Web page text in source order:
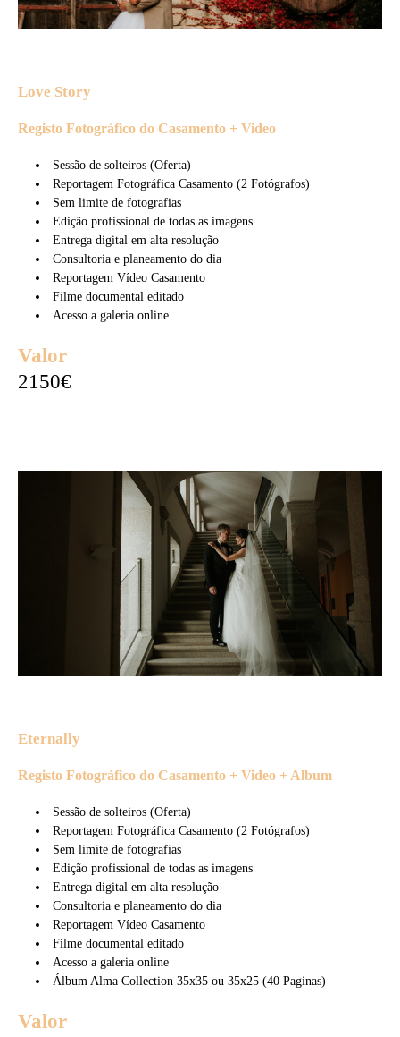
Love Story
Registo Fotográfico do Casamento + Video
Sessão de solteiros (Oferta)
Reportagem Fotográfica Casamento (2 Fotógrafos)
Sem limite de fotografias
Edição profissional de todas as imagens
Entrega digital em alta resolução
Consultoria e planeamento do dia
Reportagem Vídeo Casamento
Filme documental editado
Acesso a galeria online
Valor
2150€
Eternally
Registo Fotográfico do Casamento + Video + Album
Sessão de solteiros (Oferta)
Reportagem Fotográfica Casamento (2 Fotógrafos)
Sem limite de fotografias
Edição profissional de todas as imagens
Entrega digital em alta resolução
Consultoria e planeamento do dia
Reportagem Vídeo Casamento
Filme documental editado
Acesso a galeria online
Álbum Alma Collection 35x35 ou 35x25 (40 Paginas)
Valor